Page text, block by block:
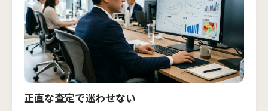
正直な査定で迷わせない